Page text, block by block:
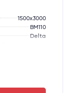
1500х3000
BM110
Delta